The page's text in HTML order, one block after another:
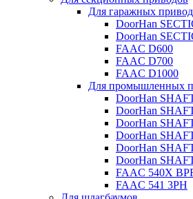
Для гаражных
DoorHan
DoorHan
FAAC D600
FAAC D700
FAAC D1000
Для промышленных
DoorHan
DoorHan
DoorHan
DoorHan
DoorHan
DoorHan
FAAC 540X
FAAC 541 3PH